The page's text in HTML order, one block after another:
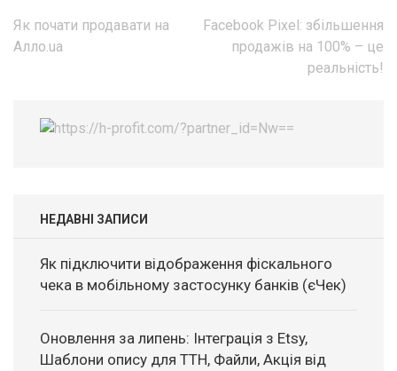
Навігація
записів
Як почати продавати на
Алло.ua
Facebook Pixel: збільшення
продажів на 100% – це
реальність!
НЕДАВНІ ЗАПИСИ
Як підключити відображення фіскального
чека в мобільному застосунку банків (єЧек)
Оновлення за липень: Інтеграція з Etsy,
Шаблони опису для ТТН, Файли, Акція від